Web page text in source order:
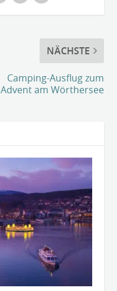
NÄCHSTE
Camping-Ausflug zum
Advent am Wörthersee